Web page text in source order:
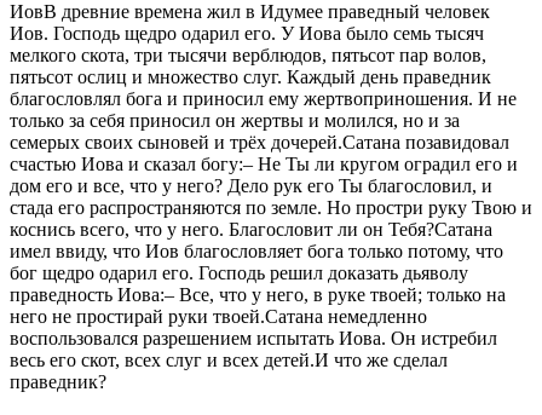
ИовВ древние времена жил в Идумее праведный человек
Иов. Господь щедро одарил его. У Иова было семь тысяч
мелкого скота, три тысячи верблюдов, пятьсот пар волов,
пятьсот ослиц и множество слуг. Каждый день праведник
благословлял бога и приносил ему жертвоприношения. И не
только за себя приносил он жертвы и молился, но и за
семерых своих сыновей и трёх дочерей.Сатана позавидовал
счастью Иова и сказал богу:– Не Ты ли кругом оградил его и
дом его и все, что у него? Дело рук его Ты благословил, и
стада его распространяются по земле. Но простри руку Твою и
коснись всего, что у него. Благословит ли он Тебя?Сатана
имел ввиду, что Иов благословляет бога только потому, что
бог щедро одарил его. Господь решил доказать дьяволу
праведность Иова:– Все, что у него, в руке твоей; только на
него не простирай руки твоей.Сатана немедленно
воспользовался разрешением испытать Иова. Он истребил
весь его скот, всех слуг и всех детей.И что же сделал
праведник?